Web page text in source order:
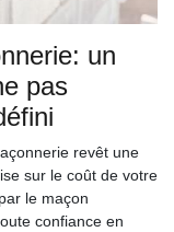
un
pas
revêt une
sur le coût de votre
le maçon
confiance en